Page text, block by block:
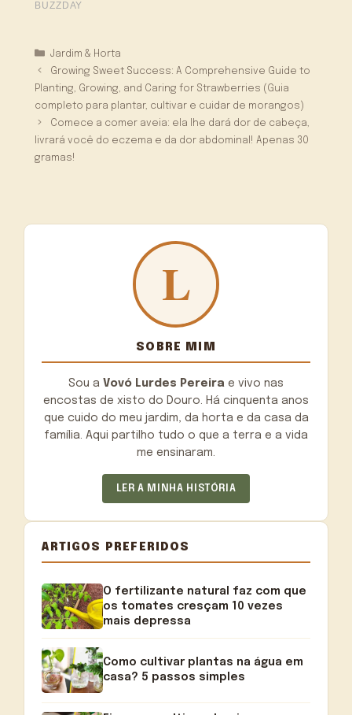
Categorias
Jardim & Horta
Growing Sweet Success: A Comprehensive Guide to
Planting, Growing, and Caring for Strawberries (Guia
completo para plantar, cultivar e cuidar de morangos)
Comece a comer aveia: ela lhe dará dor de cabeça,
livrará você do eczema e da dor abdominal! Apenas 30
gramas!
SOBRE MIM
Sou a Vovó Lurdes Pereira e vivo nas
encostas de xisto do Douro. Há cinquenta anos
que cuido do meu jardim, da horta e da casa da
família. Aqui partilho tudo o que a terra e a vida
me ensinaram.
LER A MINHA HISTÓRIA
ARTIGOS PREFERIDOS
O fertilizante natural faz com que
os tomates cresçam 10 vezes
mais depressa
Como cultivar plantas na água em
casa? 5 passos simples